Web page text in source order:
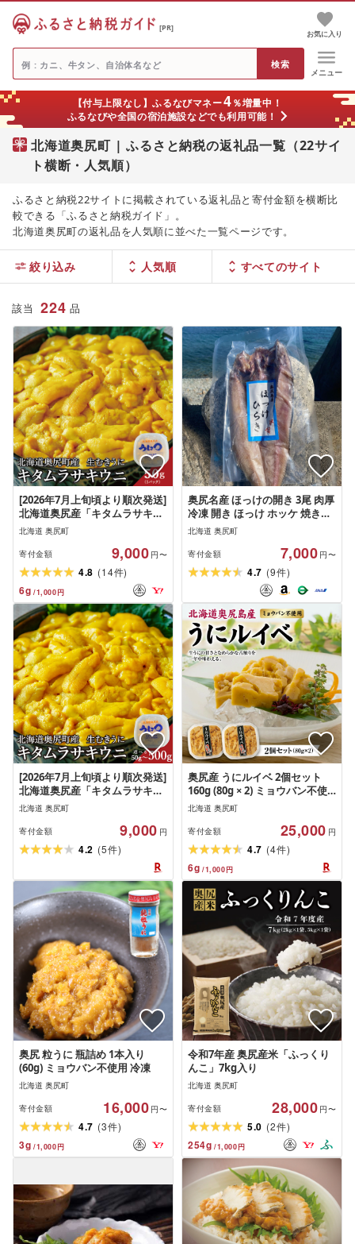
[PR]
お気に入り
メニュー
【付与上限なし】ふるなびマネー4％増量中！
ふるなびや全国の宿泊施設などでも利用可能！
北海道奥尻町 | ふるさと納税の返礼品一覧（22サイ
ト横断・人気順）
ふるさと納税22サイトに掲載されている返礼品と寄付金額を横断比
較できる「ふるさと納税ガイド」。
北海道奥尻町の返礼品を人気順に並べた一覧ページです。
絞り込み 人気順
該当 224 品
[2026年7月上旬頃より順次発送]
北海道奥尻産「キタムラサキウ
ニ」50g×1パック (塩水パック)
[期日指定不可]
北海道 奥尻町
寄付金額 9,000 円〜
4.8 (14件)
6g /1,000円
奥尻名産 ほっけの開き 3尾 肉厚
冷凍 開き ほっけ ホッケ 焼き魚
魚 魚介 おかず ご飯のお供 一夜
干し おつまみ | 奥尻島 産直 産
地直送 お取り寄せ グルメ | 北
海道 奥尻町 送料無料
北海道 奥尻町
寄付金額 7,000 円〜
4.7 (9件)
[2026年7月上旬頃より順次発送]
北海道奥尻産「キタムラサキウ
ニ」[選べる容量] 50g 100g [選
べる個数] 1パック 2パック 3パ
ック 5パック 塩水パック ミョウ
バン不使用[期日指定不可]生う
に ウニ 雲丹 海栗 塩水うに 北海
北海道 奥尻町
寄付金額 9,000 円
4.2 (5件)
奥尻産 うにルイベ 2個セット
160g (80g × 2) ミョウバン不使
用 冷凍 | キタムラサキウニ う
に ウニ 雲丹 海栗 無添加 添加物
不使用 ルイベ | ウニ丼 おつま
み 珍味 肴 お酒の供 ご飯のお供
産直 産地直送 お取り寄せ グル
メ | 北海道 奥尻町 送料無料
北海道 奥尻町
寄付金額 25,000 円
4.7 (4件)
6g /1,000円
奥尻 粒うに 瓶詰め 1本入り
(60g) ミョウバン不使用 冷凍
北海道 奥尻町
寄付金額 16,000 円〜
4.7 (3件)
3g /1,000円
令和7年産 奥尻産米「ふっくり
んこ」7kg入り
北海道 奥尻町
寄付金額 28,000 円〜
5.0 (2件)
254g /1,000円